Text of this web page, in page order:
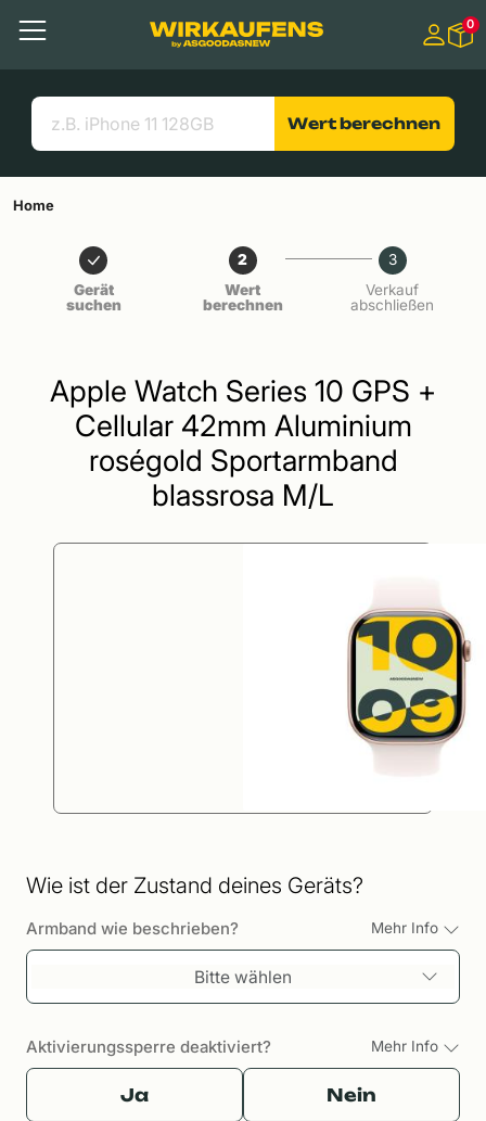
Menü
Suchen
Nützliche Links
0
Wert berechnen
Home
Gerät
suchen
2
Wert
berechnen
3
Verkauf
abschließen
Apple Watch Series 10 GPS +
Cellular 42mm Aluminium
roségold Sportarmband
blassrosa M/L
Wie ist der Zustand deines Geräts?
Armband wie beschrieben? Mehr Info
Bitte wählen
Aktivierungssperre deaktiviert? Mehr Info
Ja Nein